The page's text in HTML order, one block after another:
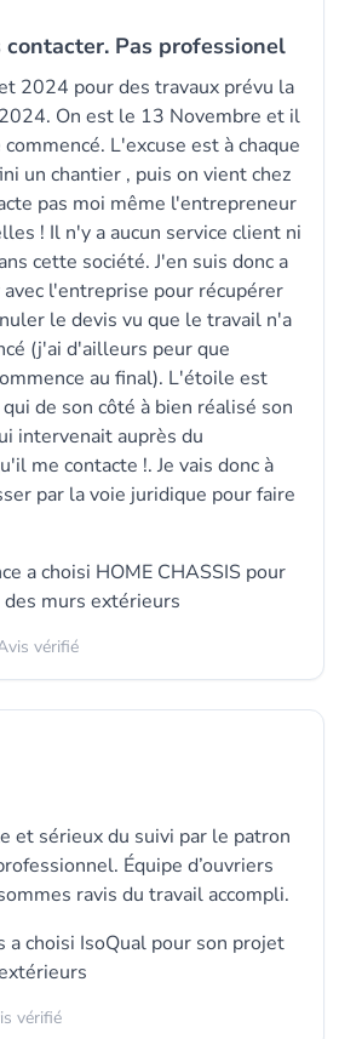
Pas professionel
2024 pour des travaux prévu la
On est le 13 Novembre et il
L'excuse est à chaque
un chantier , puis on vient chez
pas moi même l'entrepreneur
! Il n'y a aucun service client ni
cette société. J'en suis donc a
l'entreprise pour récupérer
le devis vu que le travail n'a
(j'ai d'ailleurs peur que
au final). L'étoile est
de son côté à bien réalisé son
intervenait auprès du
me contacte !. Je vais donc à
par la voie juridique pour faire
a choisi HOME CHASSIS pour
murs extérieurs
vérifié
et sérieux du suivi par le patron
Équipe d’ouvriers
ravis du travail accompli.
a choisi IsoQual pour son projet
vérifié